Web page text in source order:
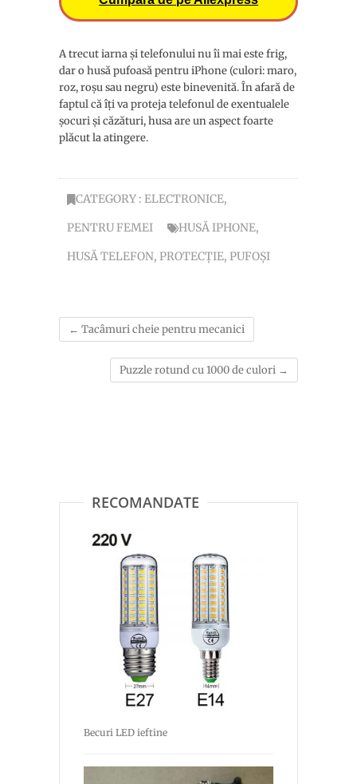
A trecut iarna și telefonului nu îi mai este frig,
dar o husă pufoasă pentru iPhone (culori: maro,
roz, roșu sau negru) este binevenită. În afară de
faptul că îți va proteja telefonul de exentualele
șocuri și căzături, husa are un aspect foarte
plăcut la atingere.
CATEGORY : ELECTRONICE,
PENTRU FEMEI
HUSĂ IPHONE,
HUSĂ TELEFON, PROTECȚIE, PUFOȘI
← Tacâmuri cheie pentru mecanici
Puzzle rotund cu 1000 de culori →
RECOMANDATE
Becuri LED ieftine